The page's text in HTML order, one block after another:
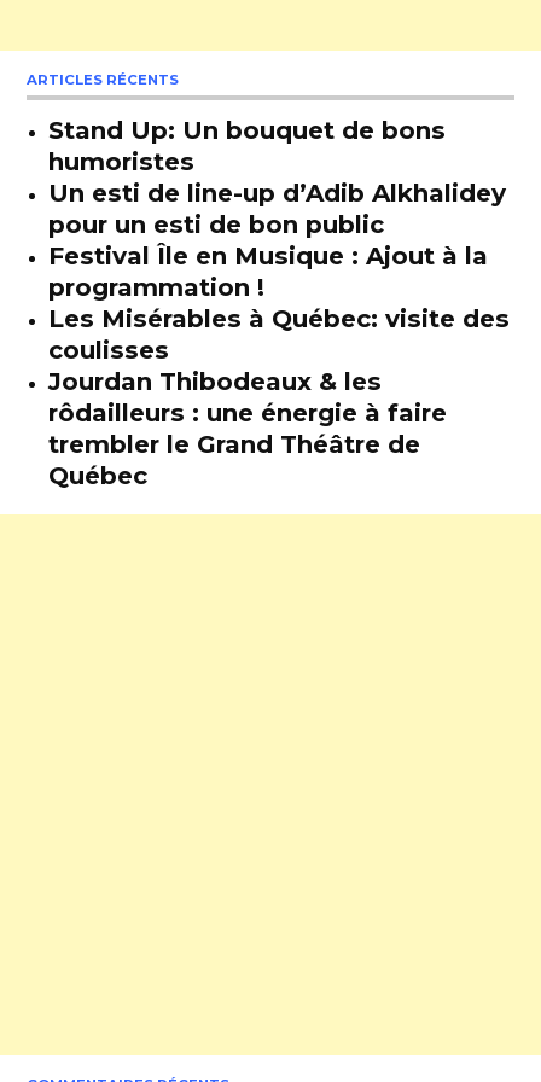
ARTICLES RÉCENTS
Stand Up: Un bouquet de bons
humoristes
Un esti de line-up d’Adib Alkhalidey
pour un esti de bon public
Festival Île en Musique : Ajout à la
programmation !
Les Misérables à Québec: visite des
coulisses
Jourdan Thibodeaux & les
rôdailleurs : une énergie à faire
trembler le Grand Théâtre de
Québec